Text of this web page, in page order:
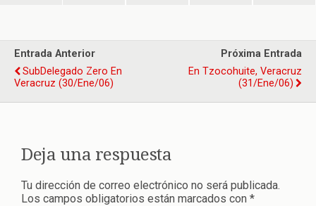
Entrada Anterior
SubDelegado Zero En
Veracruz (30/ene/06)
Próxima Entrada
En Tzocohuite, Veracruz
(31/ene/06)
Deja una respuesta
Tu dirección de correo electrónico no será publicada.
Los campos obligatorios están marcados con *